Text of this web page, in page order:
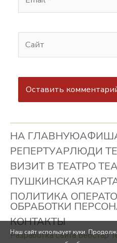
НА ГЛАВНУЮ
РЕПЕРТУАРЛЮДИ
ВИЗИТ В ТЕАТРО
ПУШКИНСКАЯ
ПОЛИТИКА
ОБРАБОТКИ
КОНТАКТЫ
Разработка сайта Вебстар
Наш сайт использует куки.